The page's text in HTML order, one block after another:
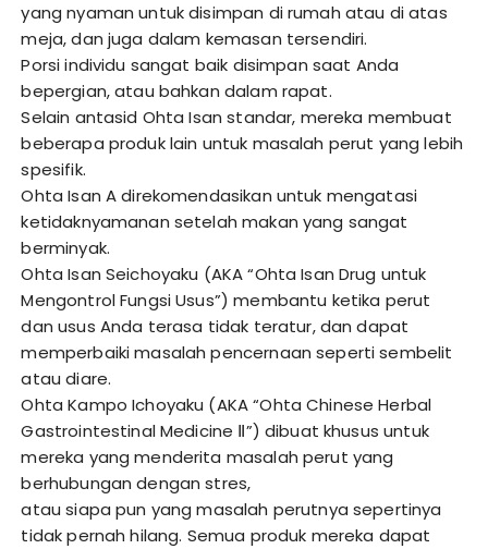
yang nyaman untuk disimpan di rumah atau di atas
meja, dan juga dalam kemasan tersendiri.
Porsi individu sangat baik disimpan saat Anda
bepergian, atau bahkan dalam rapat.
Selain antasid Ohta Isan standar, mereka membuat
beberapa produk lain untuk masalah perut yang lebih
spesifik.
Ohta Isan A direkomendasikan untuk mengatasi
ketidaknyamanan setelah makan yang sangat
berminyak.
Ohta Isan Seichoyaku (AKA “Ohta Isan Drug untuk
Mengontrol Fungsi Usus”) membantu ketika perut
dan usus Anda terasa tidak teratur, dan dapat
memperbaiki masalah pencernaan seperti sembelit
atau diare.
Ohta Kampo Ichoyaku (AKA “Ohta Chinese Herbal
Gastrointestinal Medicine Ⅱ”) dibuat khusus untuk
mereka yang menderita masalah perut yang
berhubungan dengan stres,
atau siapa pun yang masalah perutnya sepertinya
tidak pernah hilang. Semua produk mereka dapat